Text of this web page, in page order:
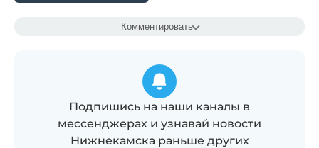
Комментировать
Подпишись на наши каналы в
мессенджерах и узнавай новости
Нижнекамска раньше других